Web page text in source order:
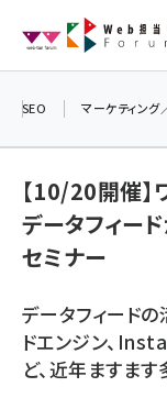
ン
youtube
note
SEO マーケティング
【10/20開催】
データフィー
セミナー
データフィードの
ドエンジン、
ど、近年ますます